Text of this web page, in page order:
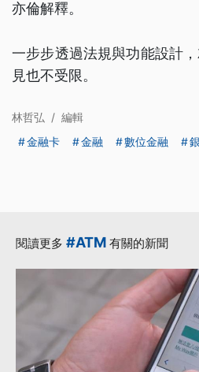
亦倫解釋。
一步步透過法規與功能設計
見也不受限。
林哲弘 / 編輯
金融卡
金融 數位金融
閱讀更多 #ATM 有關的新聞